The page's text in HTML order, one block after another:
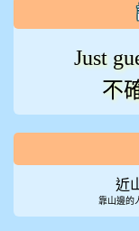
Just
不
近
靠山邊的